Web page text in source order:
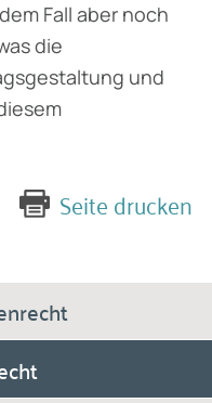
Fall aber noch
die
und
Seite drucken